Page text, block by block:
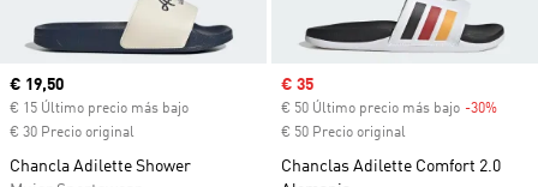
Precio actual
€ 19,50
€ 15 Último precio más bajo
€ 30 Precio original
Chancla Adilette Shower
Precio de venta
€ 35
€ 50 Último precio más bajo -30%
€ 50 Precio original
Chanclas Adilette Comfort 2.0